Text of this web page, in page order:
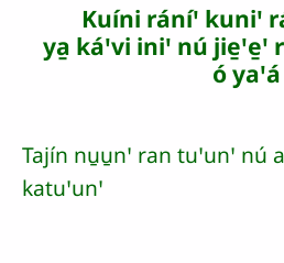
Kuíni ráníꞌ kuniꞌ
ya̱ káꞌvi iniꞌ nú jie̱ꞌe̱ꞌ
ó yaꞌá
Tajín nu̱u̱nꞌ ran tuꞌunꞌ nú
katuꞌunꞌ